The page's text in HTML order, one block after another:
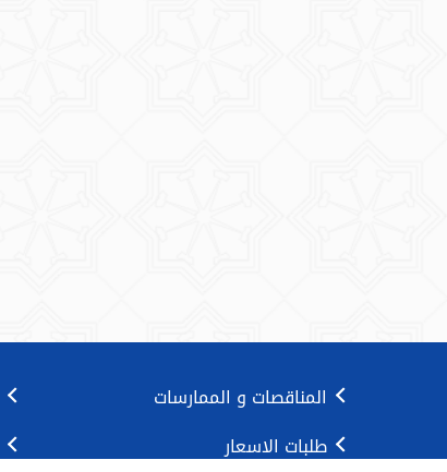
المناقصات و الممارسات
طلبات الاسعار